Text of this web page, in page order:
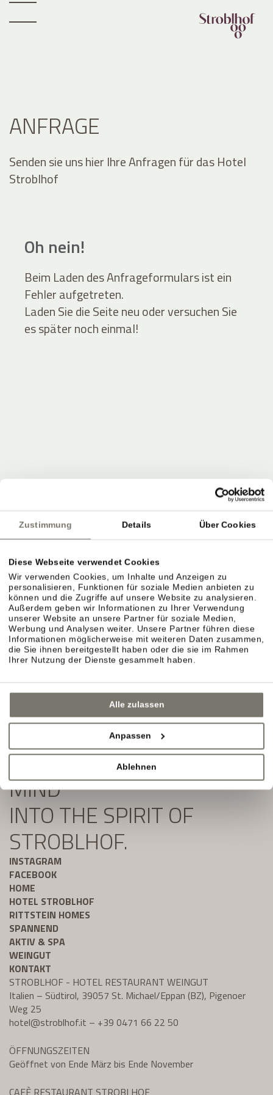
Zustimmung Details Über Cookies
Diese Webseite verwendet Cookies
Wir verwenden Cookies, um Inhalte und Anzeigen zu
personalisieren, Funktionen für soziale Medien anbieten zu
können und die Zugriffe auf unsere Website zu analysieren.
Außerdem geben wir Informationen zu Ihrer Verwendung
unserer Website an unsere Partner für soziale Medien,
Werbung und Analysen weiter. Unsere Partner führen diese
Informationen möglicherweise mit weiteren Daten zusammen,
die Sie ihnen bereitgestellt haben oder die sie im Rahmen
Ihrer Nutzung der Dienste gesammelt haben.
Alle zulassen
Anpassen
Ablehnen
ANFRAGE
Senden sie uns hier Ihre Anfragen für das Hotel
Stroblhof
Oh nein!
Beim Laden des Anfrageformulars ist ein
Fehler aufgetreten.
Laden Sie die Seite neu oder versuchen Sie
es später noch einmal!
JOIN THE COMMUNITY
Seien Sie unter den Ersten, die Neuigkeiten vom
Stroblhof erfahren.
Exklusive Angebote und Aktuelles aus unserem
Weinhotel in Südtirol erwarten Sie.
Einfach ausfüllen und Newsletter abonnieren:
SLIP YOUR BODY AND
MIND
INTO THE SPIRIT OF
STROBLHOF.
INSTAGRAM
FACEBOOK
HOME
HOTEL STROBLHOF
RITTSTEIN HOMES
SPANNEND
AKTIV & SPA
WEINGUT
KONTAKT
STROBLHOF - HOTEL RESTAURANT WEINGUT
Italien – Südtirol, 39057 St. Michael/Eppan (BZ), Pigenoer
Weg 25
hotel@stroblhof.it – +39 0471 66 22 50
ÖFFNUNGSZEITEN
Geöffnet von Ende März bis Ende November